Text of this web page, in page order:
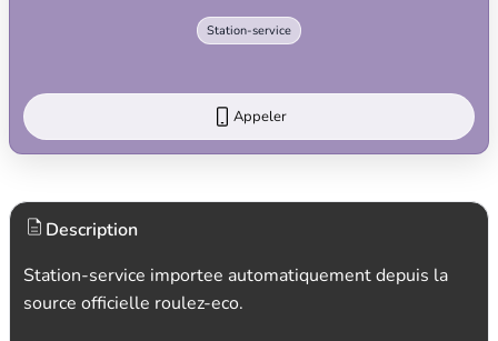
Station-service
Appeler
Description
Station-service importee automatiquement depuis la
source officielle roulez-eco.